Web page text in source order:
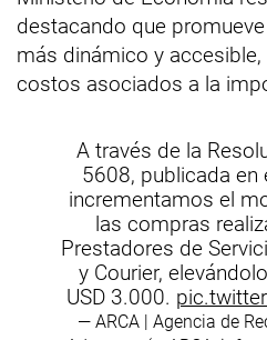
destacando que
más dinámico y
costos asociados a la
A través de la
5608, publicada en
incrementamos el
las compras
Prestadores de
y Courier,
USD 3.000.
— ARCA | Agencia de